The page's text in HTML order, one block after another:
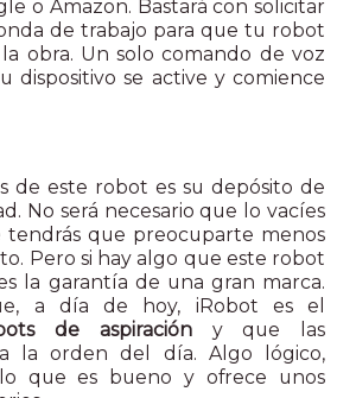
o Amazon. Bastará con solicitar
de trabajo para que tu robot
obra. Un solo comando de voz
dispositivo se active y comience
de este robot es su depósito de
No será necesario que lo vacíes
tendrás que preocuparte menos
Pero si hay algo que este robot
la garantía de una gran marca.
a día de hoy, iRobot es el
de aspiracióny que las
la orden del día. Algo lógico,
que es bueno y ofrece unos